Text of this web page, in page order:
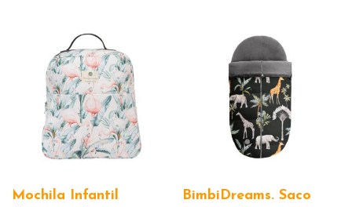
Mochila Infantil
BimbiDreams. Saco